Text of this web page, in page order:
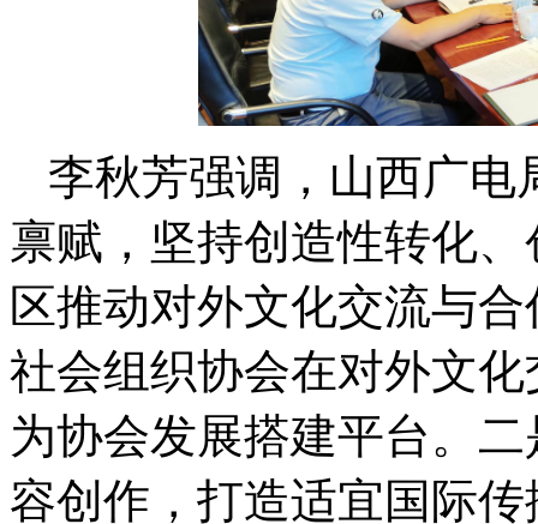
李秋芳强调，山西广电
禀赋，坚持创造性转化
区推动对外文化交流与
社会组织协会在对外文
为协会发展搭建平台。
容创作，打造适宜国际